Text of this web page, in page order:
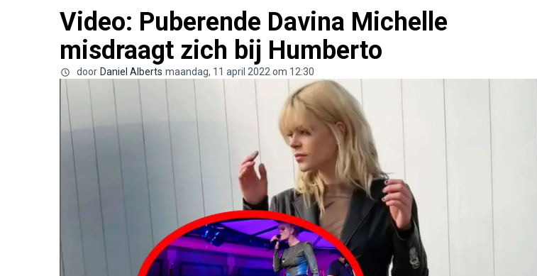
Video: Puberende Davina Michelle
misdraagt zich bij Humberto
door Daniel Alberts maandag, 11 april 2022 om 12:30